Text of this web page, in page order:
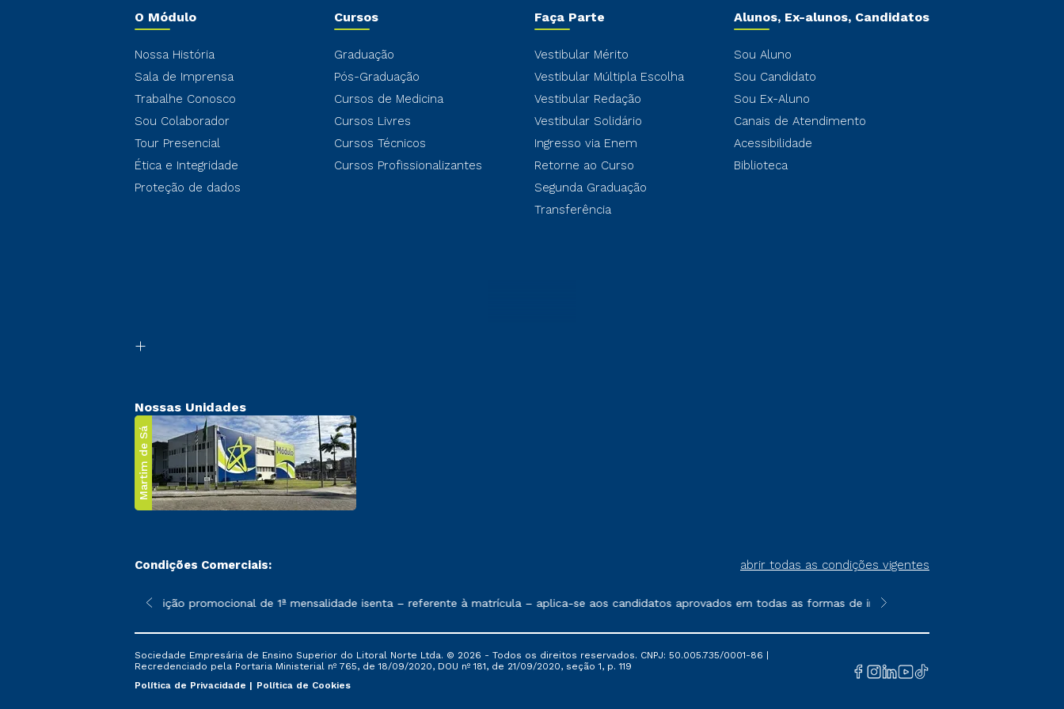
O Módulo
Nossa História
Sala de Imprensa
Trabalhe Conosco
Sou Colaborador
Tour Presencial
Ética e Integridade
Proteção de dados
Cursos
Graduação
Pós-Graduação
Cursos de Medicina
Cursos Livres
Cursos Técnicos
Cursos Profissionalizantes
Faça Parte
Vestibular Mérito
Vestibular Múltipla Escolha
Vestibular Redação
Vestibular Solidário
Ingresso via Enem
Retorne ao Curso
Segunda Graduação
Transferência
Alunos, Ex-alunos, Candidatos
Sou Aluno
Sou Candidato
Sou Ex-Aluno
Canais de Atendimento
Acessibilidade
Biblioteca
Nossas Unidades
Martim de Sá
Condições Comerciais: abrir todas as condições vigentes
sofrer alterações nos períodos de rematrícula conforme exposto no contrato de prestação de serviços.
*A condição promocional de 1ª mensalidade isenta – referente à matrícula – aplica-se aos candidatos aprovados em todas as formas de ingresso, exceto na prova on-line
**Semipresencial é um formato do
Sociedade Empresária de Ensino Superior do Litoral Norte Ltda. © 2026 - Todos os direitos reservados. CNPJ: 50.005.735/0001-86 |
Recredenciado pela Portaria Ministerial nº 765, de 18/09/2020, DOU nº 181, de 21/09/2020, seção 1, p. 119
Política de Privacidade
Política de Cookies